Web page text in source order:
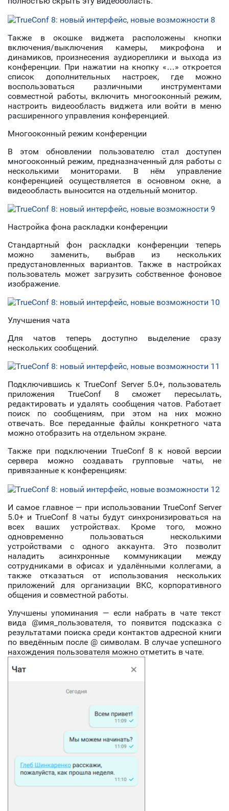
Также в окошке виджета расположены кнопки
включения/выключения камеры, микрофона и
динамиков, произнесения аудиореплики и выхода из
конференции. При нажатии на кнопку «…» откроется
список дополнительных настроек, где можно
воспользоваться различными инструментами
совместной работы, включить многооконный режим,
настроить видеообласть виджета или войти в меню
расширенного управления конференцией.
Многооконный режим конференции
В этом обновлении пользователю стал доступен
многооконный режим, предназначенный для работы с
несколькими мониторами. В нём управление
конференцией осуществляется в основном окне, а
видеообласть выносится на отдельный монитор.
Настройка фона раскладки конференции
Стандартный фон раскладки конференции теперь
можно заменить, выбрав из нескольких
предустановленных вариантов. Также в настройках
пользователь может загрузить собственное фоновое
изображение.
Улучшения чата
Для чатов теперь доступно выделение сразу
нескольких сообщений.
Подключившись к TrueConf Server 5.0+, пользователь
приложения TrueConf 8 сможет пересылать,
редактировать и удалять сообщения чатов. Работает
поиск по сообщениям, при этом на них можно
отвечать. Все переданные файлы конкретного чата
можно отобразить на отдельном экране.
Также при подключении TrueConf 8 к новой версии
сервера можно создавать групповые чаты, не
привязанные к конференциям:
И самое главное — при использовании TrueConf Server
5.0+ и TrueConf 8 чаты будут синхронизироваться на
всех ваших устройствах. Кроме того, можно
одновременно пользоваться несколькими
устройствами с одного аккаунта. Это позволит
наладить асинхронные коммуникации между
сотрудниками в офисах и удалёнными коллегами, а
также отказаться от использования нескольких
приложений для организации ВКС, корпоративного
общения и совместной работы.
Улучшены упоминания — если набрать в чате текст
вида @имя_пользователя, то появится подсказка с
результатами поиска среди контактов адресной книги
по введённым после @ символам. В случае успешного
нахождения пользователя можно отметить в чате.